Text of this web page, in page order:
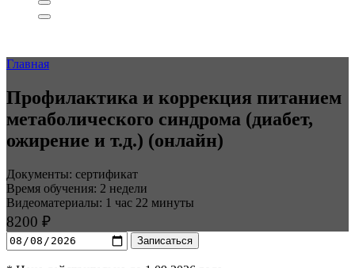
Главная
Профилак­тика и коррекция питанием
метаболического синдрома (диабет,
ожирение и т.д.) (онлайн)
Документы: сертификат
Время обучения: 2 недели
Видеоматериалы: 1 час 22 минуты
8200 ₽
Записаться